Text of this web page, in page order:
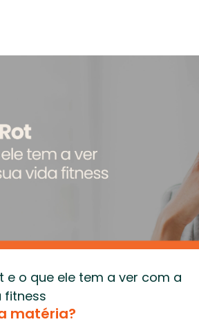
e o que ele tem a ver com a
fitness
matéria?